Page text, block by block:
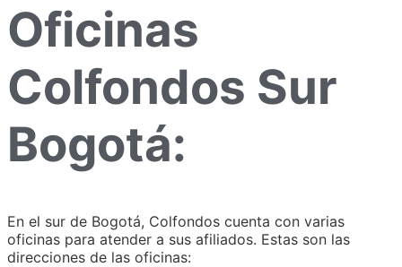
Oficinas
Colfondos Sur
Bogotá:
En el sur de Bogotá, Colfondos cuenta con varias
oficinas para atender a sus afiliados. Estas son las
direcciones de las oficinas: